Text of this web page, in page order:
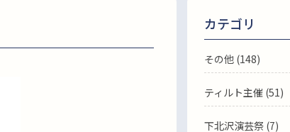
カテゴリ
その他 (148)
ティルト主催 (51)
下北沢演芸祭 (7)